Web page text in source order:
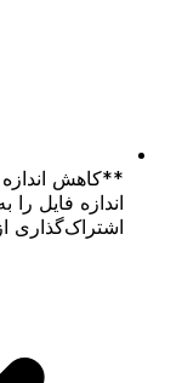
**کاهش
اندازه فایل
اشتراک‌گذاری